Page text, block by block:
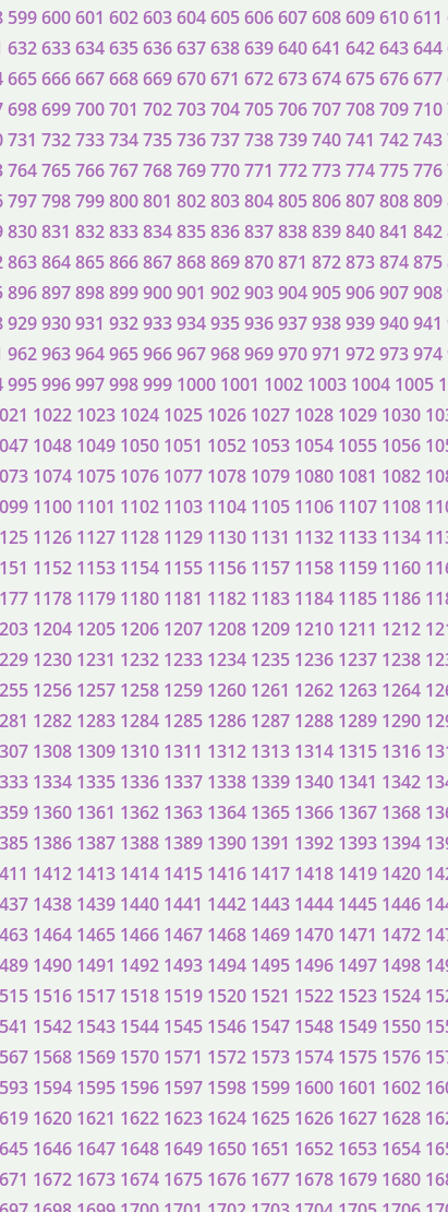
599600601 602603604605606607608609610611
632633634635636637638639640641 642643644
665666667668669670671 672673674675676677
698699700701 702703704705706707708709710
731 732733734735736737738739740741 742743
764765766767768769770771 772773774775776
797798799800801 802803804805806807808809
830831 832833834835836837838839840841 842
863864865866867868869870871 872873874875
896897898899900901 902903904905906907908
929930931 932933934935936937938939940941
962963964965966967968969970971 972973974
995996997998999 1000 1001 1002 1003 1004 1005
1022 1023 1024 1025 1026 1027 1028 1029 1030
1048 1049 1050 1051 1052 1053 1054 1055 1056
1074 1075 1076 1077 1078 1079 1080 1081 1082
1100 1101 1102 1103 1104 1105 1106 1107 1108
1126 1127 1128 1129 1130 1131 1132 1133 1134
1152 1153 1154 1155 1156 1157 1158 1159 1160
1178 1179 1180 1181 1182 1183 1184 1185 1186
1204 1205 1206 1207 1208 1209 1210 1211 1212
1230 1231 1232 1233 1234 1235 1236 1237 1238
1256 1257 1258 1259 1260 1261 1262 1263 1264
1282 1283 1284 1285 1286 1287 1288 1289 1290
1308 1309 1310 1311 1312 1313 1314 1315 1316
1334 1335 1336 1337 1338 1339 1340 1341 1342
1360 1361 1362 1363 1364 1365 1366 1367 1368
1386 1387 1388 1389 1390 1391 1392 1393 1394
1412 1413 1414 1415 1416 1417 1418 1419 1420
1438 1439 1440 1441 1442 1443 1444 1445 1446
1464 1465 1466 1467 1468 1469 1470 1471 1472
1490 1491 1492 1493 1494 1495 1496 1497 1498
1516 1517 1518 1519 1520 1521 1522 1523 1524
1542 1543 1544 1545 1546 1547 1548 1549 1550
1568 1569 1570 1571 1572 1573 1574 1575 1576
1594 1595 1596 1597 1598 1599 1600 1601 1602
1620 1621 1622 1623 1624 1625 1626 1627 1628
1646 1647 1648 1649 1650 1651 1652 1653 1654
1672 1673 1674 1675 1676 1677 1678 1679 1680